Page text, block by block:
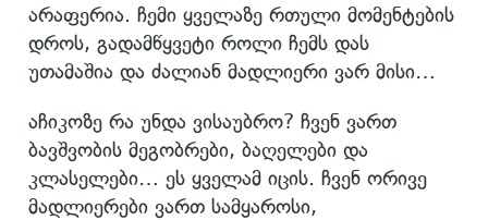
არაფერია. ჩემი ყველაზე რთული მომენტების
დროს, გადამწყვეტი როლი ჩემს დას
უთამაშია და ძალიან მადლიერი ვარ მისი…
აჩიკოზე რა უნდა ვისაუბრო? ჩვენ ვართ
ბავშვობის მეგობრები, ბაღელები და
კლასელები… ეს ყველამ იცის. ჩვენ ორივე
მადლიერები ვართ სამყაროსი,